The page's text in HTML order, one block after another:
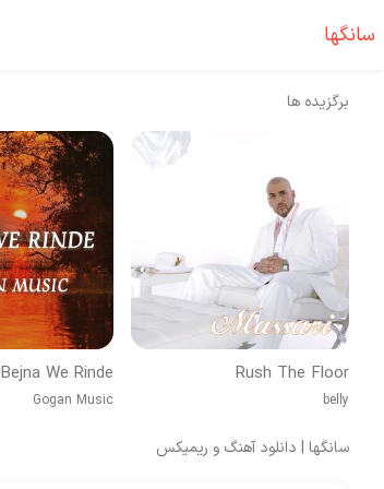
سانگها
برگزیده ها
Rush The Floor
belly
Bejna We Rinde
Gogan Music
سانگها | دانلود آهنگ و ریمیکس